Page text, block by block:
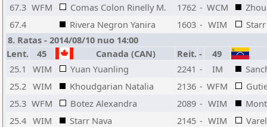
67.3 WFM Comas Colon Rinelly M. 1762 - WCM
67.4
Rivera Negron Yanira 1603 - WIM
8. Ratas - 2014/08/10 nuo 14:00
Lent.
45 Canada (CAN) Reit. -
49
25.1
WIM Yuan Yuanling 2241 - IM
25.2 WIM Khoudgarian Natalia 2136 - WFM
25.3 WFM Botez Alexandra 2089 - WIM
25.4 WIM Starr Nava 2145 - WIM